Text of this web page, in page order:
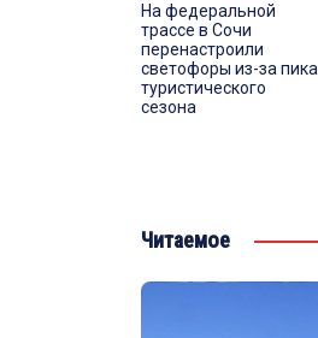
На федеральной
трассе в Сочи
перенастроили
светофоры из-за пика
туристического
сезона
Читаемое